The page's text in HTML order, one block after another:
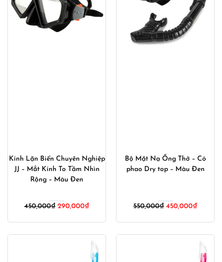
Kính Lặn Biển Chuyên Nghiệp
JJ – Mắt Kính To Tầm Nhìn
Rộng – Màu Đen
450,000₫ Giá
450,000₫.
290,000₫Giá
là:
290,000₫.
Bộ Mặt Nạ Ống Thở – Có
phao Dry top – Màu Đen
550,000₫ Giá
550,000₫.
450,000₫Giá
là: